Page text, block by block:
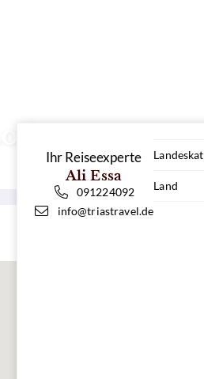
Costa RicaIhr Reiseexperte
Ali Essa
091224092
info@triastravel.de
Land